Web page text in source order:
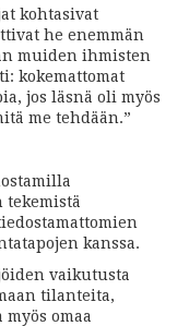
kohtasivat
he enemmän
muiden ihmisten
kokemattomat
jos läsnä oli myös
me tehdään.”
kanssa.
vaikutusta
tilanteita,
omaa